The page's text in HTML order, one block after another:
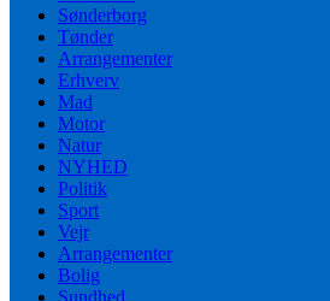
Sønderborg
Tønder
Arrangementer
Erhverv
Mad
Motor
Natur
NYHED
Politik
Sport
Vejr
Arrangementer
Bolig
Sundhed